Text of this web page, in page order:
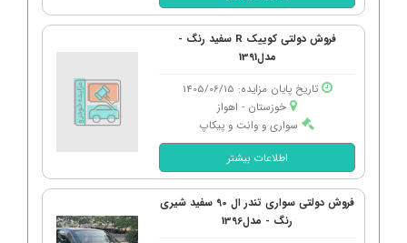
فروش دولتی کوییک R سفید رنگ -
مدل1391
تاریخ پایان مزایده: 1405/06/15
خوزستان - اهواز
سواری و وانت و پیکاپ
اطلاعات بیشتر
فروش دولتی سواری تندر ال 90 سفید شیری
رنگ - مدل1396